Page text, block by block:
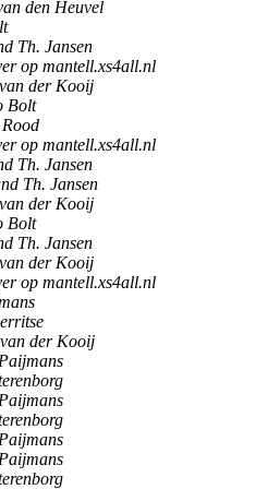
den Heuvel
Th. Jansen
op mantell.xs4all.nl
der Kooij
Bolt
op mantell.xs4all.nl
Th. Jansen
Th. Jansen
der Kooij
Bolt
Th. Jansen
der Kooij
op mantell.xs4all.nl
der Kooij